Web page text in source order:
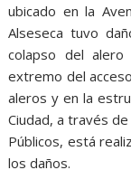
ubicado en la
Alseseca tuvo
colapso del
extremo del
aleros y en la
Ciudad, a través
Públicos, está
los daños.